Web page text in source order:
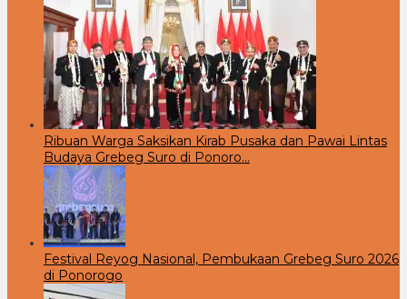
Ribuan Warga Saksikan Kirab Pusaka dan Pawai Lintas
Budaya Grebeg Suro di Ponoro…
Festival Reyog Nasional, Pembukaan Grebeg Suro 2026
di Ponorogo